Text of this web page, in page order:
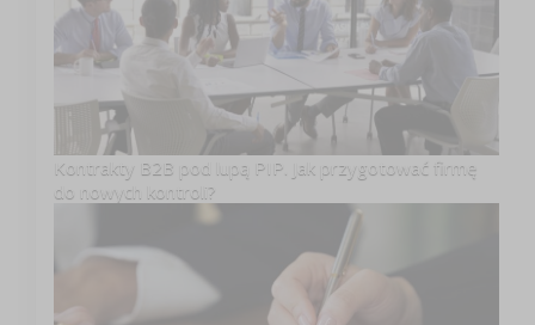
Kontrakty B2B pod lupą PIP. Jak przygotować firmę
do nowych kontroli?